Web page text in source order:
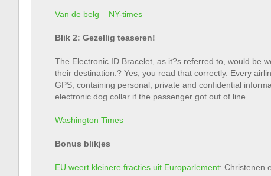
Van de belg – NY-times
Blik 2: Gezellig teaseren!
The Electronic ID Bracelet, as it?s referred to, would be
their destination.? Yes, you read that correctly. Every
GPS, containing personal, private and confidential
electronic dog collar if the passenger got out of line.
Washington Times
Bonus blikjes
EU weert kleinere fracties uit Europarlement: Christenen